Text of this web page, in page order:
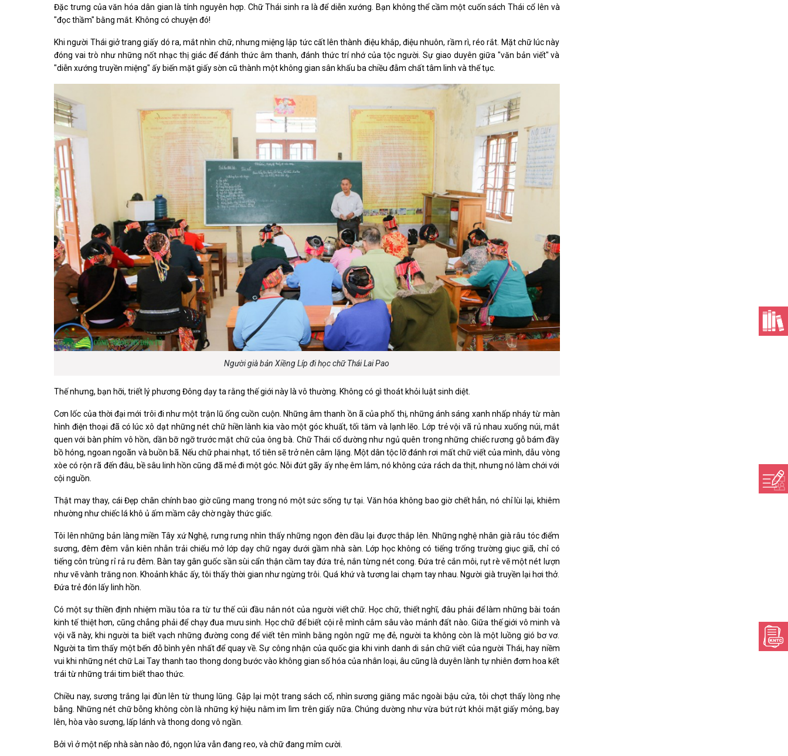
Đặc trưng của văn hóa dân gian là tính nguyên hợp. Chữ Thái sinh ra là để diễn xướng. Bạn không thể cầm một cuốn sách Thái cổ lên và
"đọc thầm" bằng mắt. Không có chuyện đó!
Khi người Thái giở trang giấy dó ra, mắt nhìn chữ, nhưng miệng lập tức cất lên thành điệu khắp, điệu nhuôn, rầm rì, réo rắt. Mặt chữ lúc này
đóng vai trò như những nốt nhạc thị giác để đánh thức âm thanh, đánh thức trí nhớ của tộc người. Sự giao duyên giữa "văn bản viết" và
"diễn xướng truyền miệng" ấy biến mặt giấy sờn cũ thành một không gian sân khấu ba chiều đẫm chất tâm linh và thế tục.
Người già bản Xiềng Líp đi học chữ Thái Lai Pao
Thế nhưng, bạn hỡi, triết lý phương Đông dạy ta rằng thế giới này là vô thường. Không có gì thoát khỏi luật sinh diệt.
Cơn lốc của thời đại mới trôi đi như một trận lũ ống cuồn cuộn. Những âm thanh ồn ã của phố thị, những ánh sáng xanh nhấp nháy từ màn
hình điện thoại đã có lúc xô dạt những nét chữ hiền lành kia vào một góc khuất, tối tăm và lạnh lẽo. Lớp trẻ vội vã rủ nhau xuống núi, mắt
quen với bàn phím vô hồn, dần bỡ ngỡ trước mặt chữ của ông bà. Chữ Thái cổ dường như ngủ quên trong những chiếc rương gỗ bám đầy
bồ hóng, ngoan ngoãn và buồn bã. Nếu chữ phai nhạt, tổ tiên sẽ trở nên câm lặng. Một dân tộc lỡ đánh rơi mất chữ viết của mình, dẫu vòng
xòe có rộn rã đến đâu, bề sâu linh hồn cũng đã mẻ đi một góc. Nỗi đứt gãy ấy nhẹ êm lắm, nó không cứa rách da thịt, nhưng nó làm chới với
cội nguồn.
Thật may thay, cái Đẹp chân chính bao giờ cũng mang trong nó một sức sống tự tại. Văn hóa không bao giờ chết hẳn, nó chỉ lùi lại, khiêm
nhường như chiếc lá khô ủ ấm mầm cây chờ ngày thức giấc.
Tôi lên những bản làng miền Tây xứ Nghệ, rưng rưng nhìn thấy những ngọn đèn dầu lại được thắp lên. Những nghệ nhân già râu tóc điểm
sương, đêm đêm vẫn kiên nhẫn trải chiếu mở lớp dạy chữ ngay dưới gầm nhà sàn. Lớp học không có tiếng trống trường giục giã, chỉ có
tiếng côn trùng rỉ rả ru đêm. Bàn tay gân guốc sần sùi cẩn thận cầm tay đứa trẻ, nắn từng nét cong. Đứa trẻ cắn môi, rụt rè vẽ một nét lượn
như vẽ vành trăng non. Khoảnh khắc ấy, tôi thấy thời gian như ngừng trôi. Quá khứ và tương lai chạm tay nhau. Người già truyền lại hơi thở.
Đứa trẻ đón lấy linh hồn.
Có một sự thiền định nhiệm mầu tỏa ra từ tư thế cúi đầu nắn nót của người viết chữ. Học chữ, thiết nghĩ, đâu phải để làm những bài toán
kinh tế thiệt hơn, cũng chẳng phải để chạy đua mưu sinh. Học chữ để biết cội rễ mình cắm sâu vào mảnh đất nào. Giữa thế giới vô minh và
vội vã này, khi người ta biết vạch những đường cong để viết tên mình bằng ngôn ngữ mẹ đẻ, người ta không còn là một luồng gió bơ vơ.
Người ta tìm thấy một bến đỗ bình yên nhất để quay về. Sự công nhận của quốc gia khi vinh danh di sản chữ viết của người Thái, hay niềm
vui khi những nét chữ Lai Tay thanh tao thong dong bước vào không gian số hóa của nhân loại, âu cũng là duyên lành tự nhiên đơm hoa kết
trái từ những trái tim biết thao thức.
Chiều nay, sương trắng lại đùn lên từ thung lũng. Gập lại một trang sách cổ, nhìn sương giăng mắc ngoài bậu cửa, tôi chợt thấy lòng nhẹ
bẫng. Những nét chữ bỗng không còn là những ký hiệu nằm im lìm trên giấy nữa. Chúng dường như vừa bứt rứt khỏi mặt giấy mỏng, bay
lên, hòa vào sương, lấp lánh và thong dong vô ngần.
Bởi vì ở một nếp nhà sàn nào đó, ngọn lửa vẫn đang reo, và chữ đang mỉm cười.